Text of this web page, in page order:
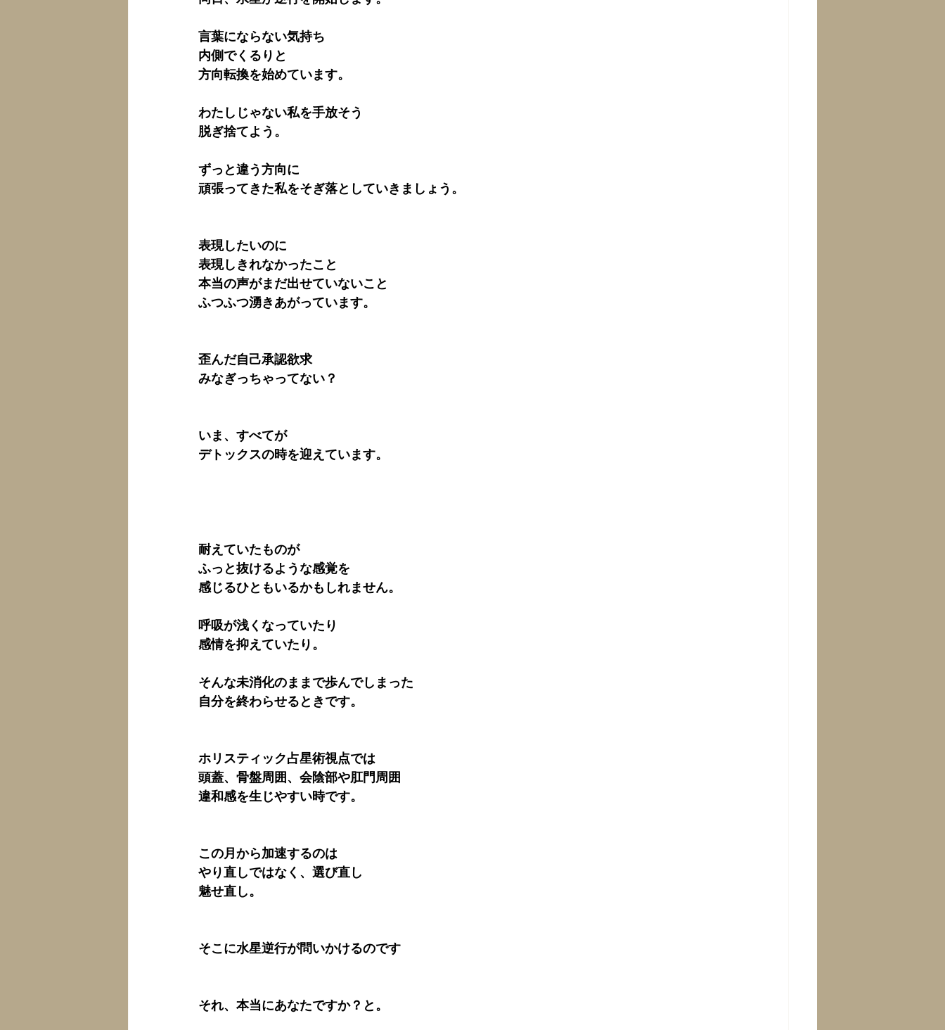
言葉にならない気持ち
内側でくるりと
方向転換を始めています。
わたしじゃない私を手放そう
脱ぎ捨てよう。
ずっと違う方向に
頑張ってきた私をそぎ落としていきましょう。
表現したいのに
表現しきれなかったこと
本当の声がまだ出せていないこと
ふつふつ湧きあがっています。
歪んだ自己承認欲求
みなぎっちゃってない？
いま、すべてが
デトックスの時を迎えています。
耐えていたものが
ふっと抜けるような感覚を
感じるひともいるかもしれません。
呼吸が浅くなっていたり
感情を抑えていたり。
そんな未消化のままで歩んでしまった
自分を終わらせるときです。
ホリスティック占星術視点では
頭蓋、骨盤周囲、会陰部や肛門周囲
違和感を生じやすい時です。
この月から加速するのは
やり直しではなく、選び直し
魅せ直し。
そこに水星逆行が問いかけるのです
それ、本当にあなたですか？と。